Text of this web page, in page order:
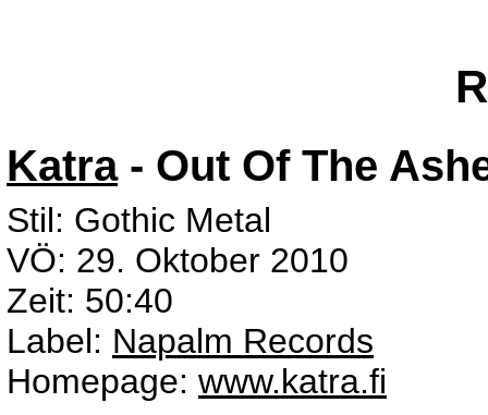
Katra- Out Of The
Stil: Gothic Metal
VÖ: 29. Oktober 2010
Zeit: 50:40
Label: Napalm Records
Homepage: www.katra.fi